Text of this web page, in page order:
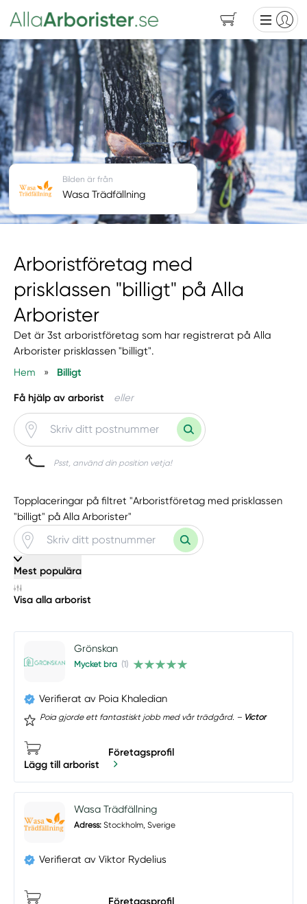
Arboristföretag med
prisklassen "billigt" på Alla
Arborister
Det är 3st arboristföretag som har registrerat på Alla
Arborister prisklassen "billigt".
Hem
» Billigt
Få hjälp av arborist eller
Psst, använd din position vetja!
Bilden är från
Wasa Trädfällning
Topplaceringar på filtret "Arboristföretag med prisklassen
"billigt" på Alla Arborister"
Mest populära
Visa alla arborist
Grönskan
Mycket bra (1)
Verifierat av Poia Khaledian
Poia gjorde ett fantastiskt jobb med vår trädgård. – Victor
Lägg till arborist
Företagsprofil
Wasa Trädfällning
Adress: Stockholm, Sverige
Verifierat av Viktor Rydelius
Företagsprofil